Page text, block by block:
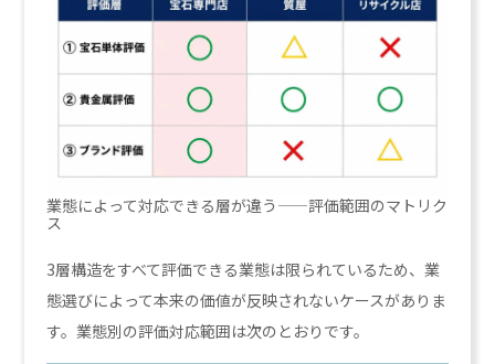
業態によって対応できる層が違う——評価範囲のマトリク
ス
3層構造をすべて評価できる業態は限られているため、業
態選びによって本来の価値が反映されないケースがありま
す。業態別の評価対応範囲は次のとおりです。